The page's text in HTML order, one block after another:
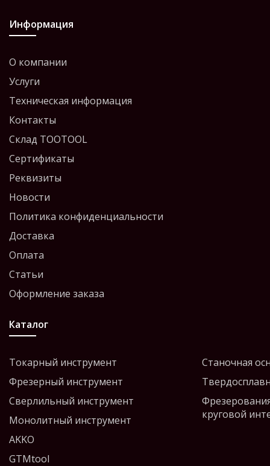
Информация
О компании
Услуги
Техническая информация
Контакты
Склад TOOTOOL
Сертификаты
Реквизиты
Новости
Политика конфиденциальности
Доставка
Оплата
Статьи
Оформление заказа
Каталог
Токарный инструмент
Фрезерный инструмент
Сверлильный инструмент
Монолитный инструмент
AKKO
GTMtool
Станочная
круговой